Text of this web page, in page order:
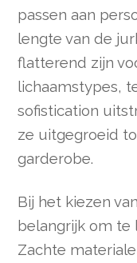
passen aan
lengte van de
flatterend zijn
lichaamstypes,
sofistication
ze uitgegroeid
garderobe.
Bij het kiezen
belangrijk om te
Zachte